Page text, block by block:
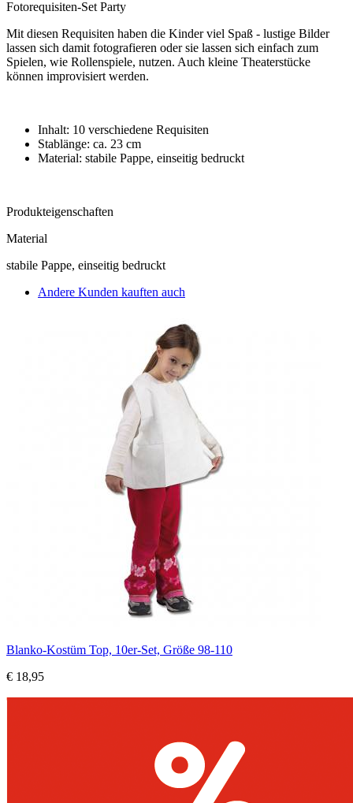
Fotorequisiten-Set Party
Mit diesen Requisiten haben die Kinder viel Spaß - lustige Bilder
lassen sich damit fotografieren oder sie lassen sich einfach zum
Spielen, wie Rollenspiele, nutzen. Auch kleine Theaterstücke
können improvisiert werden.
Inhalt: 10 verschiedene Requisiten
Stablänge: ca. 23 cm
Material: stabile Pappe, einseitig bedruckt
Produkteigenschaften
Material
stabile Pappe, einseitig bedruckt
Andere Kunden kauften auch
Blanko-Kostüm Top, 10er-Set, Größe 98-110
€ 18,95